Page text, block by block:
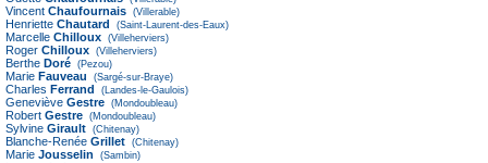
Vincent Chaufournais (Villerable)
Henriette Chautard (Saint-Laurent-des-Eaux)
Marcelle Chilloux (Villeherviers)
Roger Chilloux (Villeherviers)
Berthe Doré (Pezou)
Marie Fauveau (Sargé-sur-Braye)
Charles Ferrand (Landes-le-Gaulois)
Geneviève Gestre (Mondoubleau)
Robert Gestre (Mondoubleau)
Sylvine Girault (Chitenay)
Blanche-Renée Grillet (Chitenay)
Marie Jousselin (Sambin)